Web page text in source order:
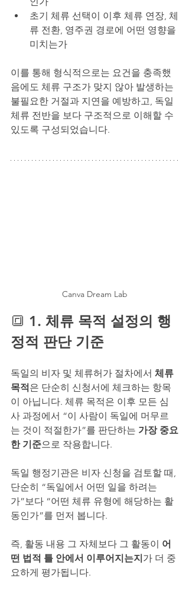
초기 체류 선택이 이후 체류 연장, 체
류 전환, 영주권 경로에 어떤 영향을
미치는가
이를 통해 형식적으로는 요건을 충족했
음에도 체류 구조가 맞지 않아 발생하는
불필요한 거절과 지연을 예방하고, 독일
체류 전반을 보다 구조적으로 이해할 수
있도록 구성되었습니다.
Canva Dream Lab
🔳 1. 체류 목적 설정의 행
정적 판단 기준
독일의 비자 및 체류허가 절차에서 체류
목적은 단순히 신청서에 체크하는 항목
이 아닙니다. 체류 목적은 이후 모든 심
사 과정에서 “이 사람이 독일에 머무르
는 것이 적절한가”를 판단하는 가장 중요
한 기준으로 작용합니다.
독일 행정기관은 비자 신청을 검토할 때,
단순히 “독일에서 어떤 일을 하려는
가”보다 “어떤 체류 유형에 해당하는 활
동인가”를 먼저 봅니다.
즉, 활동 내용 그 자체보다 그 활동이 어
떤 법적 틀 안에서 이루어지는지가 더 중
요하게 평가됩니다.